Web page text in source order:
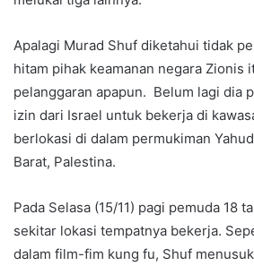
Apalagi Murad Shuf diketahui tidak
hitam pihak keamanan negara Zionis
pelanggaran apapun. Belum lagi dia
izin dari Israel untuk bekerja di
berlokasi di dalam permukiman
Barat, Palestina.
Pada Selasa (15/11) pagi pemuda 18
sekitar lokasi tempatnya bekerja.
dalam film-fim kung fu, Shuf